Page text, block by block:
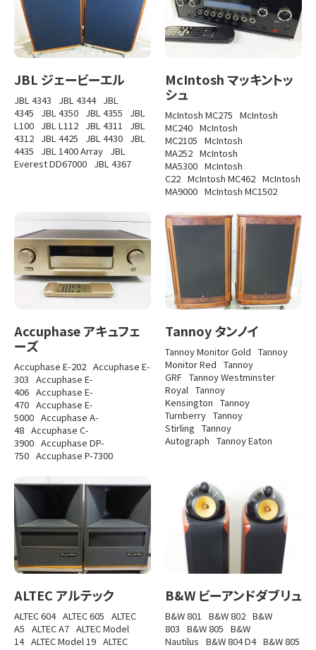
JBL ジェービーエル
JBL 4343 JBL 4344 JBL
4345
JBL 4350 JBL 4355
JBL
L100 JBL L112 JBL 4311
JBL
4312 JBL 4425 JBL 4430 JBL
4435
JBL 1400 Array JBL
Everest DD67000 JBL 4367
McIntosh マッキントッ
シュ
McIntosh MC275 McIntosh
MC240 McIntosh
MC2105 McIntosh
MA252 McIntosh
MA5300 McIntosh
C22 McIntosh MC462 McIntosh
MA9000 McIntosh MC1502
Accuphase アキュフェ
ーズ
Accuphase E-202 Accuphase E-
303 Accuphase E-
406 Accuphase E-
470 Accuphase E-
5000 Accuphase A-
48 Accuphase C-
3900 Accuphase DP-
750 Accuphase P-7300
Tannoy タンノイ
Tannoy Monitor Gold Tannoy
Monitor Red Tannoy
GRF Tannoy Westminster
Royal Tannoy
Kensington Tannoy
Turnberry Tannoy
Stirling Tannoy
Autograph Tannoy Eaton
ALTEC アルテック
ALTEC 604 ALTEC 605 ALTEC
A5 ALTEC A7 ALTEC Model
14 ALTEC Model 19 ALTEC
B&W ビーアンドダブリュ
B&W 801 B&W 802 B&W
803 B&W 805 B&W
Nautilus B&W 804 D4 B&W 805